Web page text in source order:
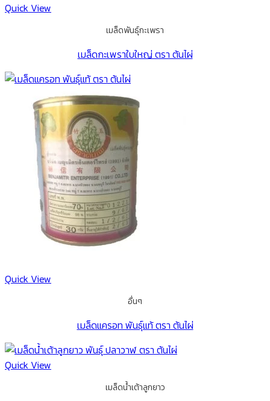
Quick View
เมล็ดพันธุ์กะเพรา
เมล็ดกะเพราใบใหญ่ ตรา ต้นไผ่
Quick View
อื่นๆ
เมล็ดแครอท พันธุ์แท้ ตรา ต้นไผ่
Quick View
เมล็ดน้ำเต้าลูกยาว